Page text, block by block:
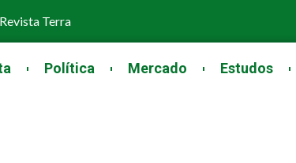
Revista Terra
Política Mercado Estudos